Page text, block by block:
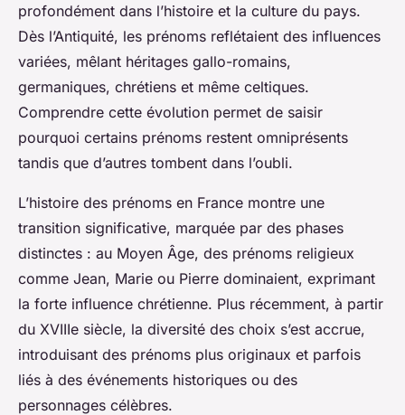
profondément dans l’histoire et la culture du pays.
Dès l’Antiquité, les prénoms reflétaient des influences
variées, mêlant héritages gallo-romains,
germaniques, chrétiens et même celtiques.
Comprendre cette évolution permet de saisir
pourquoi certains prénoms restent omniprésents
tandis que d’autres tombent dans l’oubli.
L’histoire des prénoms en France montre une
transition significative, marquée par des phases
distinctes : au Moyen Âge, des prénoms religieux
comme Jean, Marie ou Pierre dominaient, exprimant
la forte influence chrétienne. Plus récemment, à partir
du XVIIIe siècle, la diversité des choix s’est accrue,
introduisant des prénoms plus originaux et parfois
liés à des événements historiques ou des
personnages célèbres.